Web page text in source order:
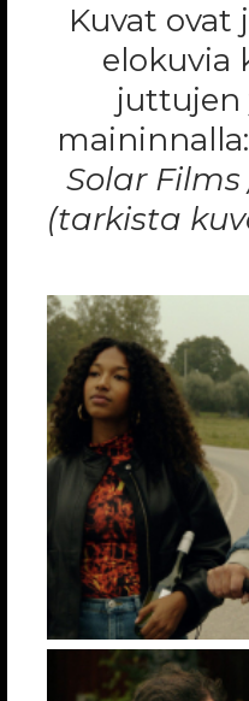
Kuvat ovat
elokuvia
juttujen
maininnalla:
Solar
(tarkista